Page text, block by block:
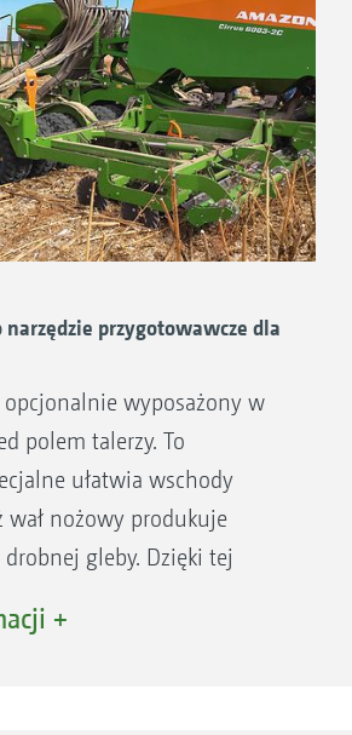
narzędzie przygotowawcze dla
opcjonalnie wyposażony w
polem talerzy. To
ułatwia wschody
nożowy produkuje
gleby. Dzięki tej
roboczych.
+